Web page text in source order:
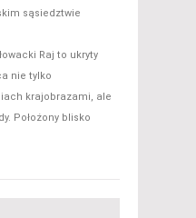
sąsiedztwie
Raj to ukryty
nie tylko
krajobrazami, ale
Położony blisko